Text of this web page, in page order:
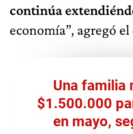
continúa
economía”, agregó
Una familia
$1.500.000
en mayo,